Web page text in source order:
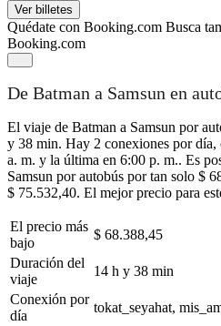
Ver billetes
Quédate con Booking.com Busca
Booking.com
De Batman a Samsun en
El viaje de Batman a Samsun por
y 38 min. Hay 2 conexiones por día,
a. m. y la última en 6:00 p. m.. Es
Samsun por autobús por tan solo $
$ 75.532,40. El mejor precio para
El precio más
bajo
$ 68.388,45
Duración del
viaje
14 h y 38 min
Conexión por
día
tokat_seyahat,